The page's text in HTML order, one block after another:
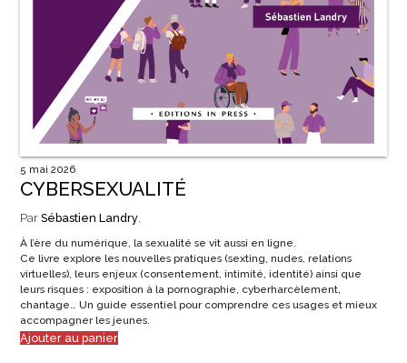
5 mai 2026
CYBERSEXUALITÉ
Par Sébastien Landry.
À l’ère du numérique, la sexualité se vit aussi en ligne.
Ce livre explore les nouvelles pratiques (sexting, nudes, relations
virtuelles), leurs enjeux (consentement, intimité, identité) ainsi que
leurs risques : exposition à la pornographie, cyberharcèlement,
chantage… Un guide essentiel pour comprendre ces usages et mieux
accompagner les jeunes.
Ajouter au panier